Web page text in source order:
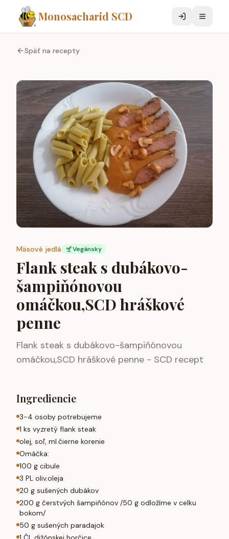
Monosacharid SCD
Späť na recepty
Mäsové jedlá Vegánsky
Flank steak s dubákovo-
šampiňónovou
omáčkou,SCD hráškové
penne
Flank steak s dubákovo-šampiňónovou
omáčkou,SCD hráškové penne - SCD recept
Ingrediencie
3-4 osoby potrebujeme
1 ks vyzretý flank steak
olej, soľ, ml.čierne korenie
Omáčka:
100 g cibule
3 PL oliv.oleja
20 g sušených dubákov
200 g čerstvých šampiňónov /50 g odložíme v celku
bokom/
50 g sušených paradajok